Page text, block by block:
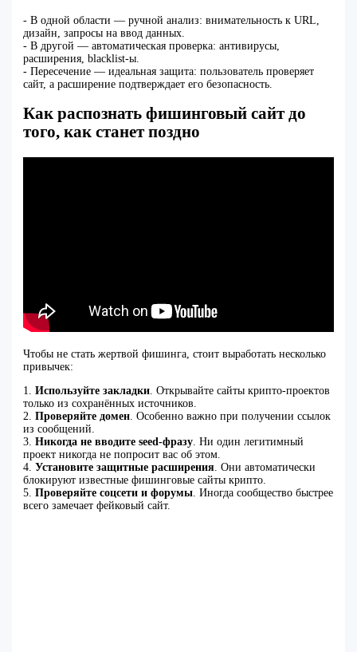
- В одной области — ручной анализ: внимательность к URL,
дизайн, запросы на ввод данных.
- В другой — автоматическая проверка: антивирусы,
расширения, blacklist-ы.
- Пересечение — идеальная защита: пользователь проверяет
сайт, а расширение подтверждает его безопасность.
Как распознать фишинговый сайт до
того, как станет поздно
Чтобы не стать жертвой фишинга, стоит выработать несколько
привычек:
1.Используйте закладки. Открывайте сайты крипто-проектов
только из сохранённых источников.
2.Проверяйте домен. Особенно важно при получении ссылок
из сообщений.
3.Никогда не вводите seed-фразу. Ни один легитимный
проект никогда не попросит вас об этом.
4.Установите защитные расширения. Они автоматически
блокируют известные фишинговые сайты крипто.
5.Проверяйте соцсети и форумы. Иногда сообщество быстрее
всего замечает фейковый сайт.